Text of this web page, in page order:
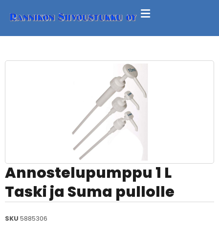
Annostelupumppu 1 L
Taski ja Suma pullolle
SKU 5885306